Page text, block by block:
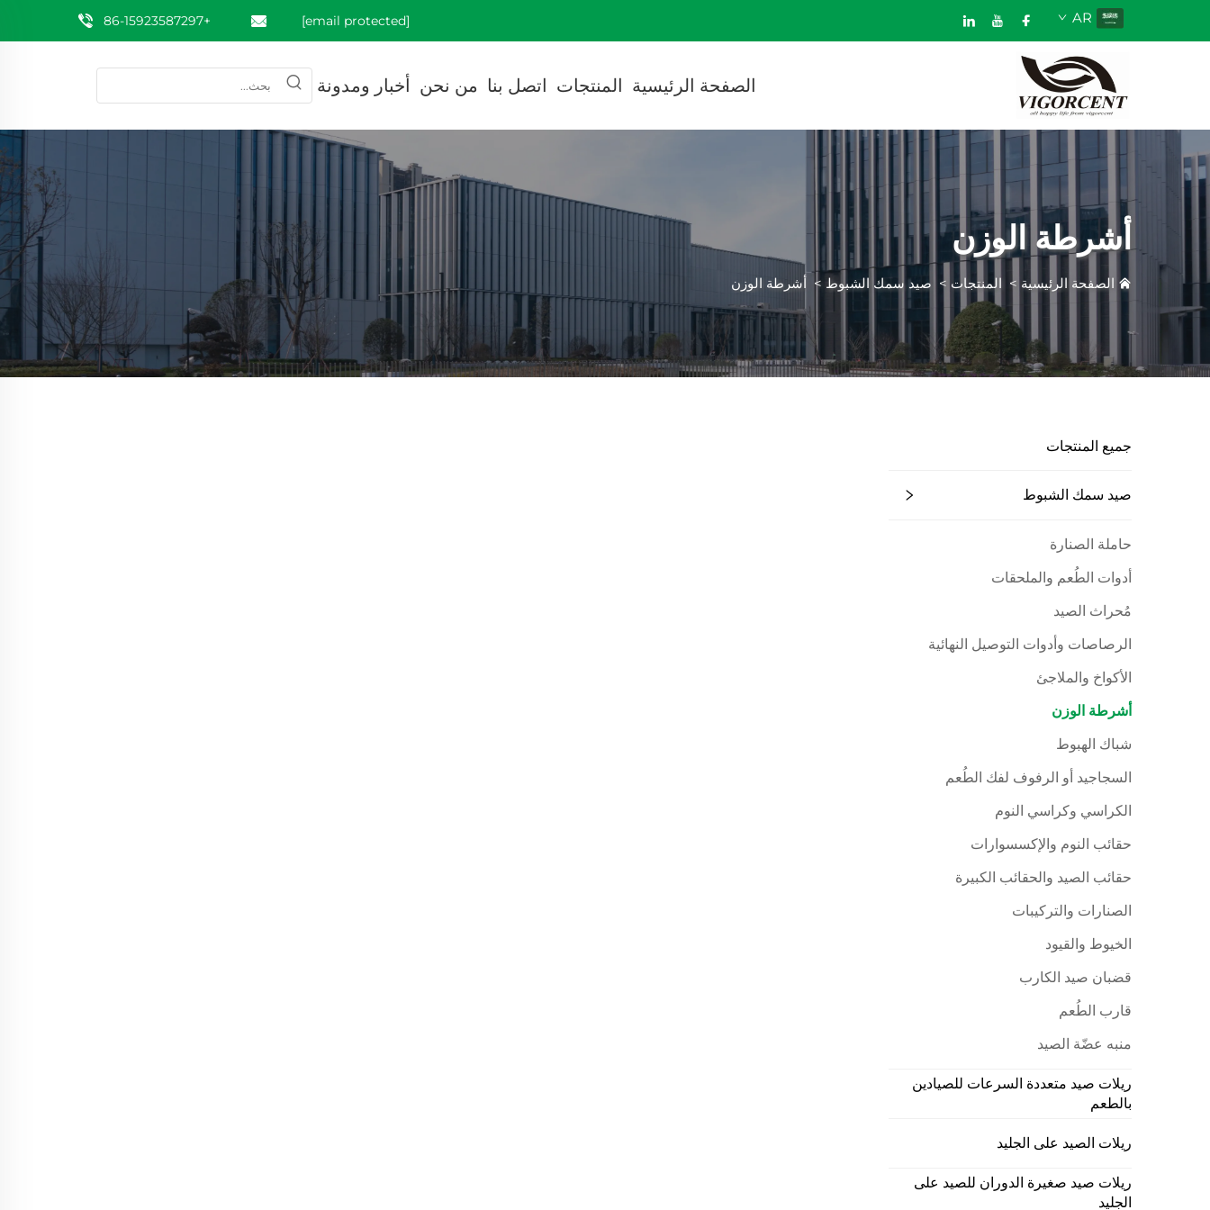
+86-15923587297 [email protected] AR
الصفحة الرئيسية المنتجات اتصل بنا من نحن أخبار ومدونة
أشرطة الوزن
الصفحة الرئيسية > المنتجات > صيد سمك الشبوط > أشرطة الوزن
جميع المنتجات
صيد سمك الشبوط
حاملة الصنارة
أدوات الطُعم والملحقات
مُحراث الصيد
الرصاصات وأدوات التوصيل النهائية
الأكواخ والملاجئ
أشرطة الوزن
شباك الهبوط
السجاجيد أو الرفوف لفك الطُعم
الكراسي وكراسي النوم
حقائب النوم والإكسسوارات
حقائب الصيد والحقائب الكبيرة
الصنارات والتركيبات
الخيوط والقيود
قضبان صيد الكارب
قارب الطُعم
منبه عضّة الصيد
ريلات صيد متعددة السرعات للصيادين
بالطعم
ريلات الصيد على الجليد
ريلات صيد صغيرة الدوران للصيد على
الجليد